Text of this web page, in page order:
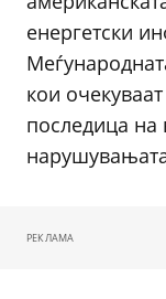
енергетски
кои
последица на
РЕКЛАМА